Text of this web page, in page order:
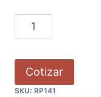
Cotizar
SKU: RP141